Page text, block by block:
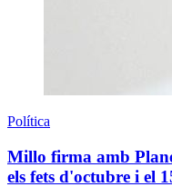
Política
Millo firma amb
els fets d'octubre i el